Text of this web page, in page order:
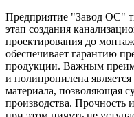
Предприятие "Завод ОС"
этап создания
проектирования до
обеспечивает гарантию
продукции. Важным
и полипропилена
материала, позволяющая
производства. Прочность